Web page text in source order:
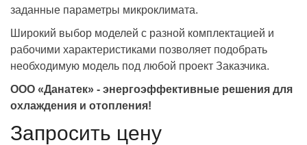
заданные параметры микроклимата.
Широкий выбор моделей с разной комплектацией и
рабочими характеристиками позволяет подобрать
необходимую модель под любой проект Заказчика.
ООО «Данатек» - энергоэффективные решения для
охлаждения и отопления!
Запросить цену